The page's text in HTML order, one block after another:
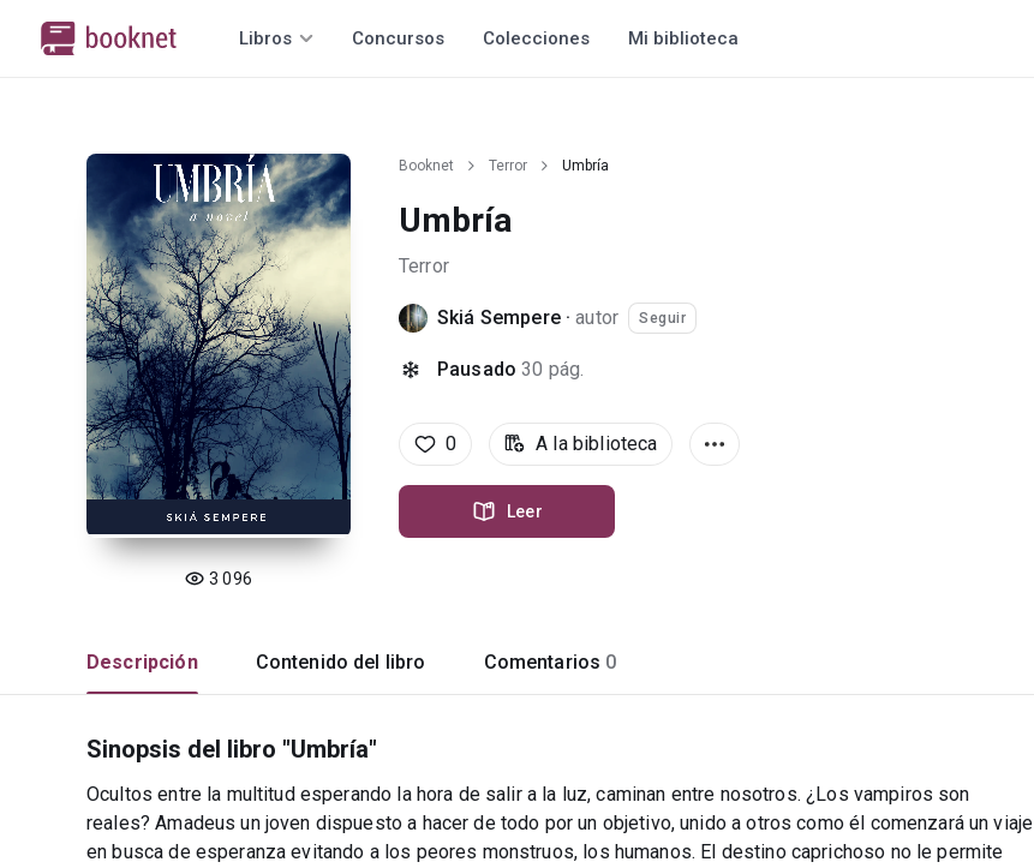
Libros Concursos Colecciones Mi biblioteca
3 096
Booknet Terror Umbría
Umbría
Terror
Skiá Sempere·autor Seguir
Pausado 30 pág.
0 A la biblioteca
Leer
Descripción Contenido del libro Comentarios 0
Sinopsis del libro "Umbría"
Ocultos entre la multitud esperando la hora de salir a la luz, caminan entre nosotros. ¿Los vampiros son
reales? Amadeus un joven dispuesto a hacer de todo por un objetivo, unido a otros como él comenzará un viaje
en busca de esperanza evitando a los peores monstruos, los humanos. El destino caprichoso no le permite